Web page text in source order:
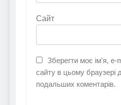
Сайт
Зберегти моє ім'я, e-
сайту в цьому браузері
подальших коментарів.